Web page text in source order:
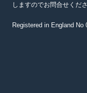
しますのでお問合せくださ
Registered in England No